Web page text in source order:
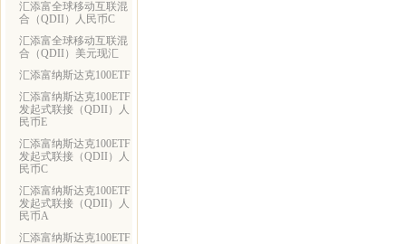
汇添富全球移动互联混
合（QDII）人民币C
汇添富全球移动互联混
合（QDII）美元现汇
汇添富纳斯达克100ETF
汇添富纳斯达克100ETF
发起式联接（QDII）人
民币E
汇添富纳斯达克100ETF
发起式联接（QDII）人
民币C
汇添富纳斯达克100ETF
发起式联接（QDII）人
民币A
汇添富纳斯达克100ETF